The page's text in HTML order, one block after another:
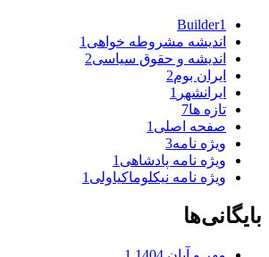
Builder1
اندیشه مشروطه خواهی 1
اندیشه و حقوق سیاسی2
ایران بوم2
ایرانشهر 1
تازه ها7
صفحه اصلی 1
ویژه نامه3
ویژه نامه پادشاهی 1
ویژه نامه نیکلوماکیاولی 1
بایگانی‌ها